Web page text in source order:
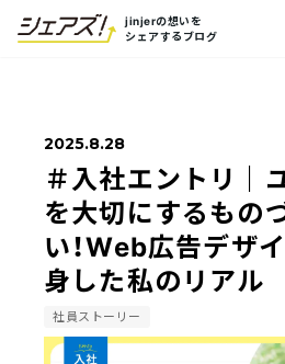
jinjerの想いを
シェアするブログ
新卒採用
キャリア採用
プロダクト採用
採用ブログシェアズ！
社内制度・オフィス
2025.8.28
＃入社エントリ｜
を大切にするもの
い！Web広告デザ
身した私のリアル
社員ストーリー